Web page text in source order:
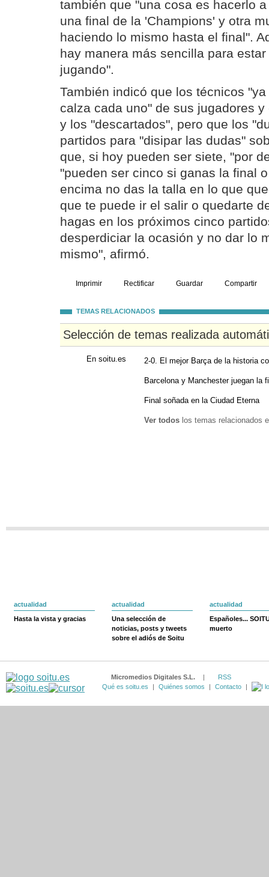
también que "una cosa es hacerlo
una final de la 'Champions' y otra
haciendo lo mismo hasta el final".
hay manera más sencilla para
jugando".
También indicó que los técnicos
calza cada uno" de sus jugadores
y los "descartados", pero que los
partidos para "disipar las dudas"
que, si hoy pueden ser siete, "por
"pueden ser cinco si ganas la final
encima no das la talla en lo que
que te puede ir el salir o quedarte
hagas en los próximos cinco
desperdiciar la ocasión y no dar lo
mismo", afirmó.
Imprimir Rectificar Guardar Compartir
TEMAS RELACIONADOS
Selección de temas realizada
En soitu.es 2-0. El mejor Barça de la historia
Barcelona y Manchester juegan la
Final soñada en la Ciudad Eterna
Ver todos los temas relacionados
actualidad
Hasta la vista y gracias
actualidad
Una selección de
noticias, posts y tweets
sobre el adiós de Soitu
actualidad
Españoles...
muerto
Micromedios Digitales S.L. |
RSS
Qué es soitu.es
| Quiénes somos | Contacto |